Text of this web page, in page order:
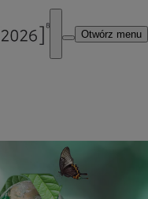
Otwórz menu